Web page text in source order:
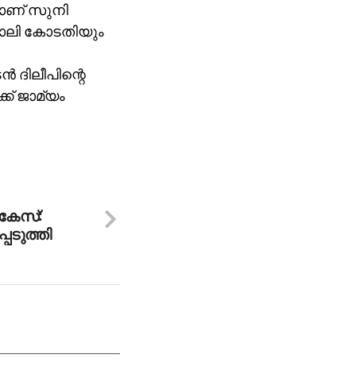
സുനി
കോടതിയും
ജാമ്യം
കേസ്: